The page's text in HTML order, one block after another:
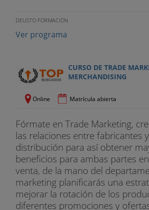
Fluorescente. Luz incandescente.
iluminación. Luz concentrada. Luz
iluminación de un escaparate.
TEMA 24. Soportes: Diversos
realización de soportes y
TEMA 25. Nociones elementales
un bastidor. Cómo seguetear.
soportes
TEMA 26. Los carteles o rótulos:
mensaje. La marca. Los precios.
plana, en relieve y corpórea.
realización. Letras planas:
corpóreas. Letras en relieve:
DEUSTO FORMACION
Ver programa
CURSO DE TRADE
MERCHANDISING
Online Matrícula abierta
Fórmate en Trade Marketing,
las relaciones entre fabricantes
distribución para así obtener
beneficios para ambas partes
venta, de la mano del
marketing planificarás una
mejorar la rotación de los
diferentes promociones y